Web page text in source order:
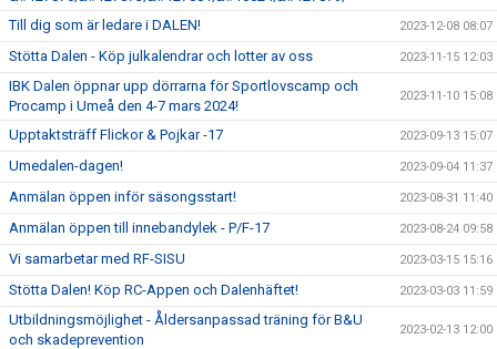
Till dig som är ledare i DALEN!
2023-12-08 08:07
Stötta Dalen - Köp julkalendrar och lotter av oss 2023-11-15 12:03
IBK Dalen öppnar upp dörrarna för Sportlovscamp och
Procamp i Umeå den 4-7 mars 2024!
2023-11-10 15:08
Upptaktsträff Flickor & Pojkar -17 2023-09-13 15:07
Umedalen-dagen! 2023-09-04 11:37
Anmälan öppen inför säsongsstart! 2023-08-31 11:40
Anmälan öppen till innebandylek - P/F-17 2023-08-24 09:58
Vi samarbetar med RF-SISU 2023-03-15 15:16
Stötta Dalen! Köp RC-Appen och Dalenhäftet! 2023-03-03 11:59
Utbildningsmöjlighet - Åldersanpassad träning för B&U
och skadeprevention
2023-02-13 12:00